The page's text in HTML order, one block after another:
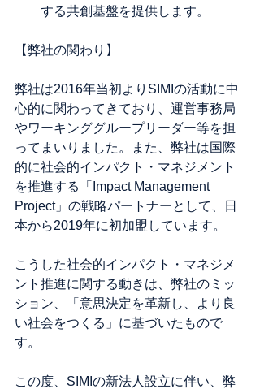
する共創基盤を提供します。
【弊社の関わり】
弊社は2016年当初よりSIMIの活動に中
心的に関わってきており、運営事務局
やワーキンググループリーダー等を担
ってまいりました。また、弊社は国際
的に社会的インパクト・マネジメント
を推進する「Impact Management
Project」の戦略パートナーとして、日
本から2019年に初加盟しています。
こうした社会的インパクト・マネジメ
ント推進に関する動きは、弊社のミッ
ション、「意思決定を革新し、より良
い社会をつくる」に基づいたもので
す。
この度、SIMIの新法人設立に伴い、弊